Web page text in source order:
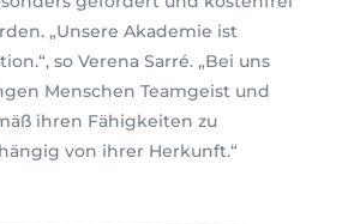
„Unsere Akademie ist
so Verena Sarré. „Bei uns
Menschen Teamgeist und
ihren Fähigkeiten zu
von ihrer Herkunft.“